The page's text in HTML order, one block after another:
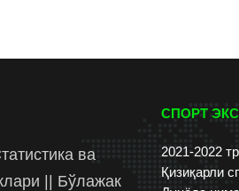
ва
|| Бўлажак
СПОРТ
2021-2022
Қизиқарли